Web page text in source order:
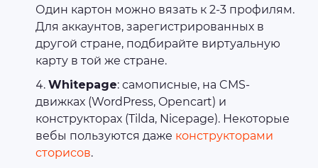
Один картон можно вязать к 2-3 профилям.
Для аккаунтов, зарегистрированных в
другой стране, подбирайте виртуальную
карту в той же стране.
Whitepage: самописные, на CMS-
движках (WordPress, Opencart) и
конструкторах (Tilda, Nicepage). Некоторые
вебы пользуются даже конструкторами
сторисов.